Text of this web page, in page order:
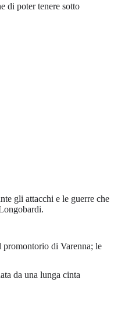
di poter tenere sotto
gli attacchi e le guerre che
di Varenna; le
da una lunga cinta